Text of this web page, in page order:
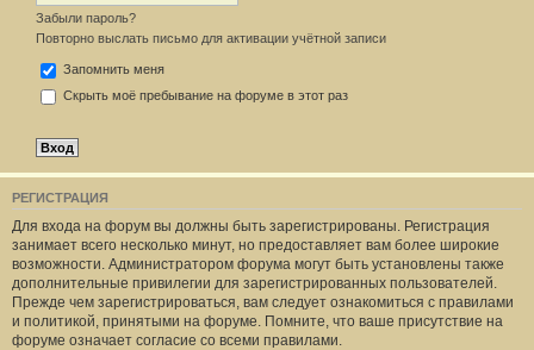
Забыли пароль?
Повторно выслать письмо для активации учётной записи
Запомнить меня
Скрыть моё пребывание на форуме в этот раз
РЕГИСТРАЦИЯ
Для входа на форум вы должны быть зарегистрированы. Регистрация
занимает всего несколько минут, но предоставляет вам более широкие
возможности. Администратором форума могут быть установлены также
дополнительные привилегии для зарегистрированных пользователей.
Прежде чем зарегистрироваться, вам следует ознакомиться с правилами
и политикой, принятыми на форуме. Помните, что ваше присутствие на
форуме означает согласие со всеми правилами.